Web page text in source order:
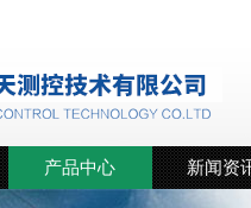
产品中心 新闻资